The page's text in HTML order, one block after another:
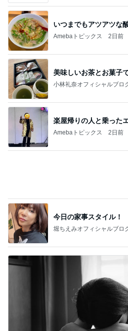
いつまでもアツアツな
Amebaトピックス 2日前
美味しいお茶とお菓子
小林礼奈オフィシャルブロ
楽屋帰りの人と乗った
Amebaトピックス 2日前
今日の家事スタイル！
堀ちえみオフィシャルブロ